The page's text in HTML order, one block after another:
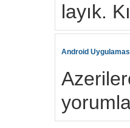
layık.
Android